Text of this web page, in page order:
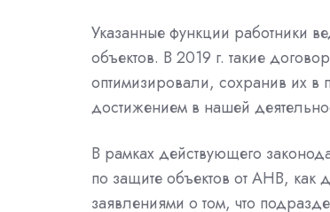
Указанные функции работники
объектов. В 2019 г. такие
оптимизировали, сохранив их в
достижением в нашей
В рамках действующего
по защите объектов от АНВ, как
заявлениями о том, что